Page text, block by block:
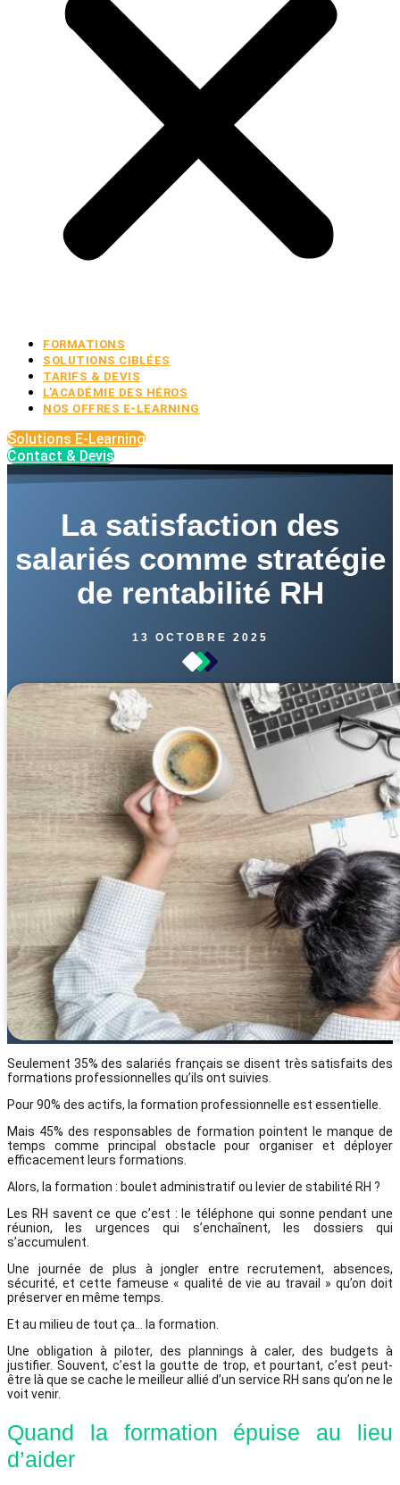
FORMATIONS
SOLUTIONS CIBLÉES
TARIFS & DEVIS
L’ACADÉMIE DES HÉROS
NOS OFFRES E-LEARNING
Solutions E-Learning
Contact & Devis
La satisfaction des
salariés comme stratégie
de rentabilité RH
13 OCTOBRE 2025
Seulement 35% des salariés français se disent très satisfaits des
formations professionnelles qu’ils ont suivies.
Pour 90% des actifs, la formation professionnelle est essentielle.
Mais 45% des responsables de formation pointent le manque de
temps comme principal obstacle pour organiser et déployer
efficacement leurs formations.
Alors, la formation : boulet administratif ou levier de stabilité RH ?
Les RH savent ce que c’est : le téléphone qui sonne pendant une
réunion, les urgences qui s’enchaînent, les dossiers qui
s’accumulent.
Une journée de plus à jongler entre recrutement, absences,
sécurité, et cette fameuse « qualité de vie au travail » qu’on doit
préserver en même temps.
Et au milieu de tout ça… la formation.
Une obligation à piloter, des plannings à caler, des budgets à
justifier. Souvent, c’est la goutte de trop, et pourtant, c’est peut-
être là que se cache le meilleur allié d’un service RH sans qu’on ne le
voit venir.
Quand la formation épuise au lieu
d’aider